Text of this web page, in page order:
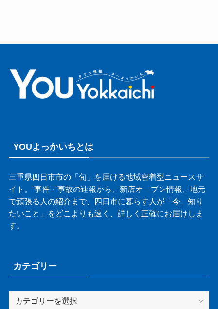
YOUよっかいちとは
三重県四日市市の「旬」を届ける地域密着型ニュースサ
イト。 事件・事故の速報から、新店オープン情報、地元
で頑張る人の紹介まで、四日市に暮らす人が「今、知り
たいこと」をどこよりも速く、詳しく正確にお届けしま
す。
カテゴリー